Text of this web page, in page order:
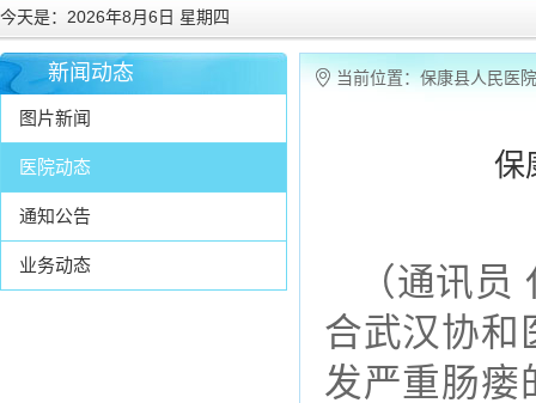
今天是：2026年8月6日 星期四
新闻动态
图片新闻
医院动态
通知公告
业务动态
当前位置：保康县人民医院
保
（通讯
合武汉协和
发严重肠瘘